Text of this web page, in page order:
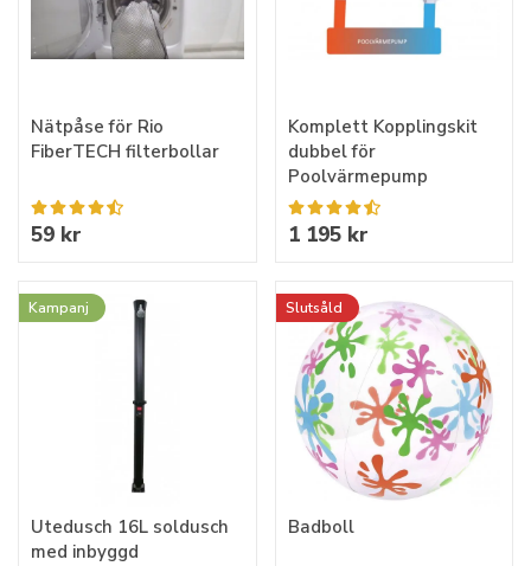
Nätpåse för Rio
FiberTECH filterbollar
59 kr
Komplett Kopplingskit
dubbel för
Poolvärmepump
1 195 kr
Kampanj
Utedusch 16L soldusch
med inbyggd
Slutsåld
Badboll